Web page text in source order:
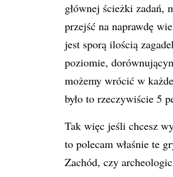
głównej ścieżki zadań,
przejść na naprawdę
jest sporą ilością
poziomie,
możemy wrócić w
było to rzeczywiście 5
Tak więc jeśli chcesz
to polecam właśnie te
Zachód, czy